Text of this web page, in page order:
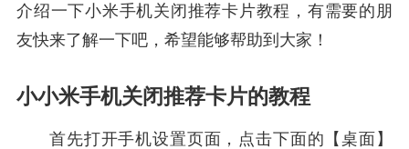
介绍一下小米手机关闭推荐卡片教程，有需要的朋
友快来了解一下吧，希望能够帮助到大家！
小小米手机关闭推荐卡片的教程
首先打开手机设置页面，点击下面的【桌面】